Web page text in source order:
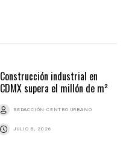
Construcción industrial en
CDMX supera el millón de m²
REDACCIÓN CENTRO URBANO
JULIO 8, 2026